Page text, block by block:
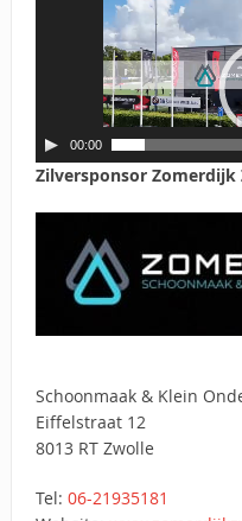
00:00
Zilversponsor Zomerdijk
Schoonmaak & Klein
Eiffelstraat 12
8013 RT Zwolle
Tel: 06-21935181